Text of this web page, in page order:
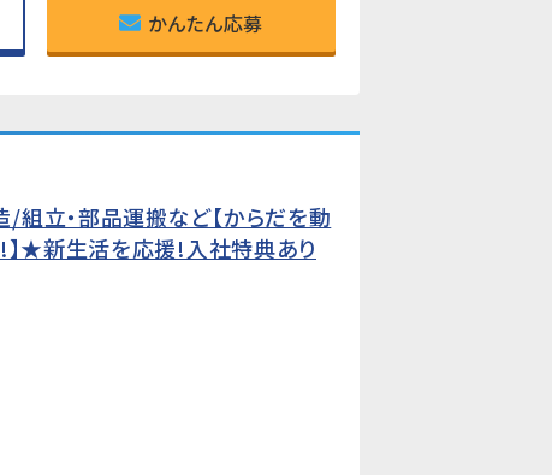
かんたん応募
立・部品運搬など【からだを動
★新生活を応援!入社特典あり